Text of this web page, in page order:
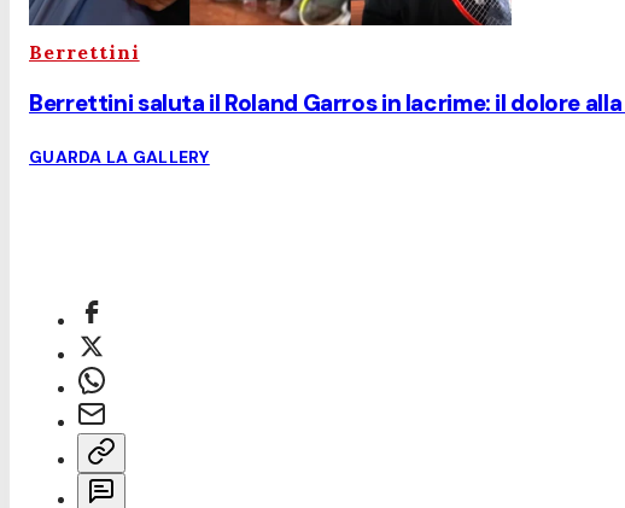
Berrettini
Berrettini saluta il Roland Garros in lacrime: il dolore
GUARDA LA GALLERY